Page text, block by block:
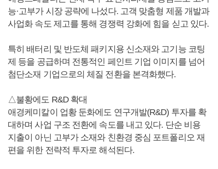
능·고부가 시장 공략에 나섰다. 고객 맞춤형 제품 개발과
사업화 속도 제고를 통해 경쟁력 강화에 힘을 싣고 있다.
특히 배터리 및 반도체 패키지용 신소재와 고기능 코팅
제 등을 공급하며 전통적인 페인트 기업 이미지를 넘어
첨단소재 기업으로의 체질 전환을 본격화했다.
△불황에도 R&D 확대
애경케미칼이 업황 둔화에도 연구개발(R&D) 투자를 확
대하며 사업 구조 전환에 속도를 내고 있다. 단순 비용
지출이 아닌 고부가 소재와 친환경 중심 포트폴리오 재
편을 위한 전략적 투자로 해석된다.